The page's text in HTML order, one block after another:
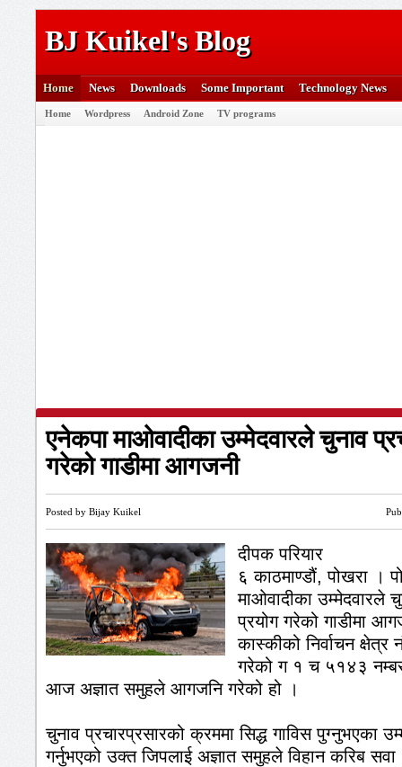
BJ Kuikel's Blog
Home News Downloads Some Important Technology News
Home Wordpress Android Zone TV programs
एनेकपा माओवादीका उम्मेदवारले चुनाव
गरेको गाडीमा आगजनी
Posted by Bijay Kuikel
दीपक परियार
६ काठमाण्डौं, पोखरा ।
माओवादीका उम्मेदवारले
प्रयोग गरेको गाडीमा
कास्कीको निर्वाचन
गरेको ग १ च ५१४३
आज अज्ञात समुहले आगजनि गरेको हो ।
चुनाव प्रचारप्रसारको क्रममा सिद्ध गाविस पुग्नुभएका
गर्नुभएको उक्त जिपलाई अज्ञात समुहले विहान करिब